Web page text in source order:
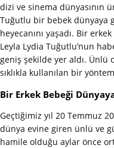
dizi ve sinema dünyasının
Tuğutlu bir bebek dünyaya
heyecanını yaşadı. Bir
Leyla Lydia Tuğutlu’nun
geniş şekilde yer aldı. Ünlü
sıklıkla kullanılan bir
Bir Erkek Bebeği
Geçtiğimiz yıl 20 Temmuz
dünya evine giren ünlü ve
hamile olduğu aylar önce